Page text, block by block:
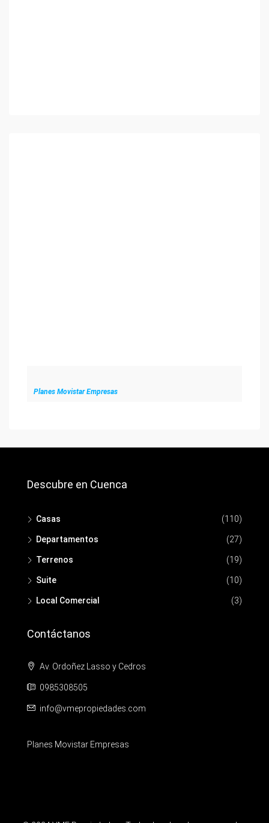
Planes Movistar Empresas
Descubre en Cuenca
Casas (110)
Departamentos (27)
Terrenos (19)
Suite (10)
Local Comercial (3)
Contáctanos
Av. Ordoñez Lasso y Cedros
0985308505
info@vmepropiedades.com
Planes Movistar Empresas